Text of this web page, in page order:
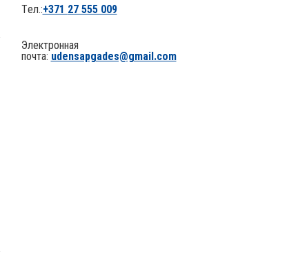
Tел.:+371 27 555 009
Электронная
почта: udensapgades@gmail.com